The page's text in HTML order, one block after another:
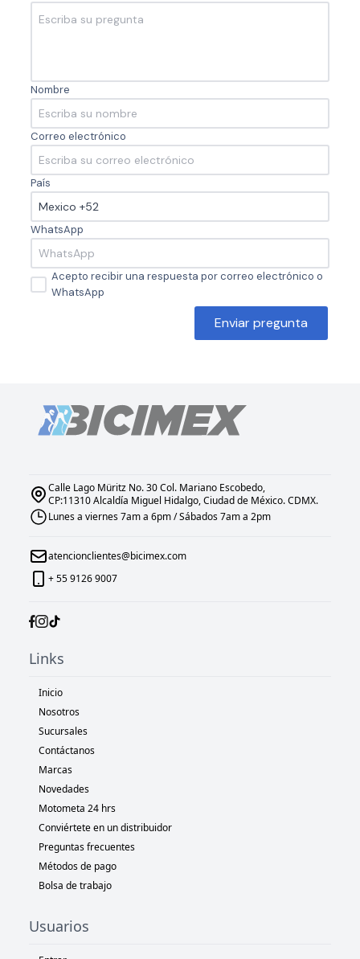
Nombre
Correo electrónico
País
WhatsApp
Acepto recibir una respuesta por correo electrónico o
WhatsApp
Enviar pregunta
Calle Lago Müritz No. 30 Col. Mariano Escobedo,
CP:11310 Alcaldía Miguel Hidalgo, Ciudad de México. CDMX.
Lunes a viernes 7am a 6pm / Sábados 7am a 2pm
atencionclientes@bicimex.com
+ 55 9126 9007
Links
Inicio
Nosotros
Sucursales
Contáctanos
Marcas
Novedades
Motometa 24 hrs
Conviértete en un distribuidor
Preguntas frecuentes
Métodos de pago
Bolsa de trabajo
Usuarios